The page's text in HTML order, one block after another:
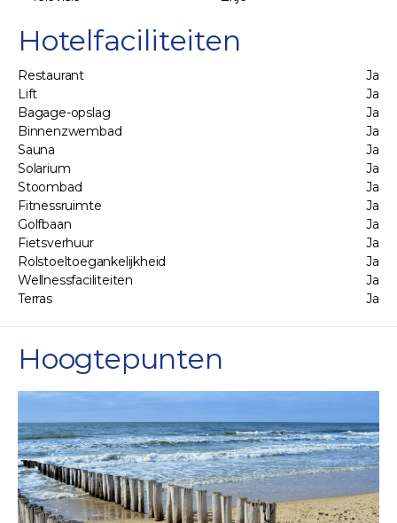
Hotelfaciliteiten
Restaurant
Ja
Lift
Ja
Bagage-opslag
Ja
Binnenzwembad
Ja
Sauna
Ja
Solarium
Ja
Stoombad
Ja
Fitnessruimte
Ja
Golfbaan
Ja
Fietsverhuur
Ja
Rolstoeltoegankelijkheid
Ja
Wellnessfaciliteiten
Ja
Terras
Ja
Hoogtepunten